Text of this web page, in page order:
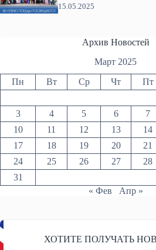
15.05.2025
Архив Новостей
Март 2025
Пн Вт Ср Чт Пт
3
4 5 6 7
10
11 12 13 14
17
18 19 20 21
24
25 26 27 28
31
« Фев
Апр »
ХОТИТЕ ПОЛУЧАТЬ